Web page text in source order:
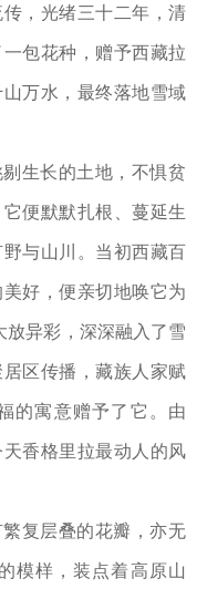
，光绪三十二年，清
包花种，赠予西藏拉
万水，最终落地雪域
生长的土地，不惧贫
便默默扎根、蔓延生
与山川。当初西藏百
好，便亲切地唤它为
放异彩，深深融入了雪
区传播，藏族人家赋
的寓意赠予了它。由
香格里拉最动人的风
复层叠的花瓣，亦无
模样，装点着高原山